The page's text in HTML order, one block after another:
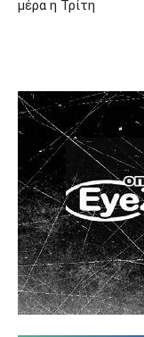
μέρα η Τρίτη